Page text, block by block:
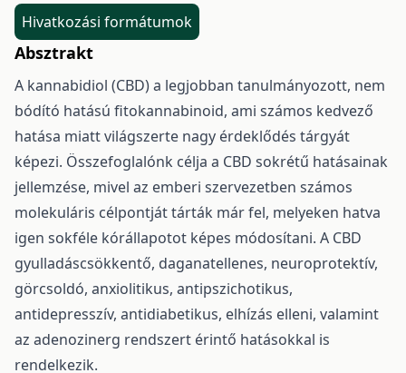
Hivatkozási formátumok
Absztrakt
A kannabidiol (CBD) a legjobban tanulmányozott, nem
bódító hatású fitokannabinoid, ami számos kedvező
hatása miatt világszerte nagy érdeklődés tárgyát
képezi. Összefoglalónk célja a CBD sokrétű hatásainak
jellemzése, mivel az emberi szervezetben számos
molekuláris célpontját tárták már fel, melyeken hatva
igen sokféle kórállapotot képes módosítani. A CBD
gyulladáscsökkentő, daganatellenes, neuroprotektív,
görcsoldó, anxiolitikus, antipszichotikus,
antidepresszív, antidiabetikus, elhízás elleni, valamint
az adenozinerg rendszert érintő hatásokkal is
rendelkezik.